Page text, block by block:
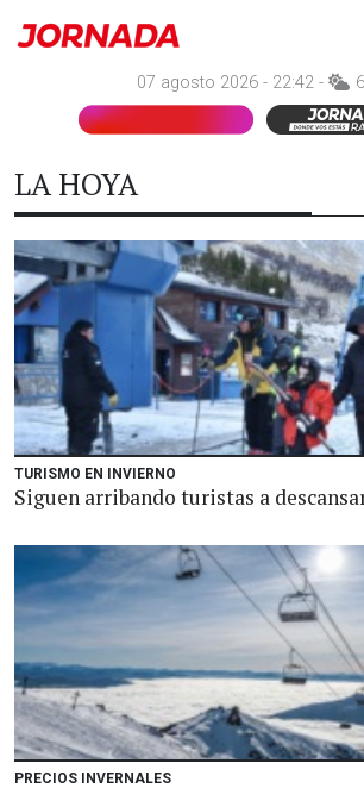
07 agosto 2026 - 22:42 -
LA HOYA
TURISMO EN INVIERNO
Siguen arribando turistas a
PRECIOS INVERNALES